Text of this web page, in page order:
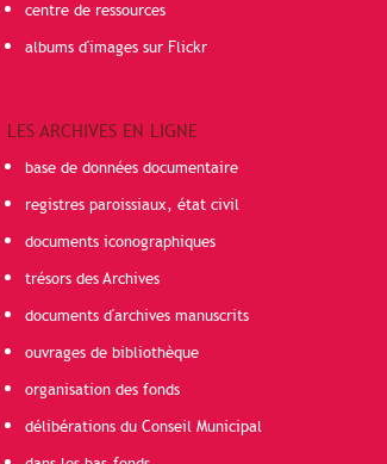
centre de ressources
albums d'images sur Flickr
LES ARCHIVES EN LIGNE
base de données documentaire
registres paroissiaux, état civil
documents iconographiques
trésors des Archives
documents d'archives manuscrits
ouvrages de bibliothèque
organisation des fonds
délibérations du Conseil Municipal